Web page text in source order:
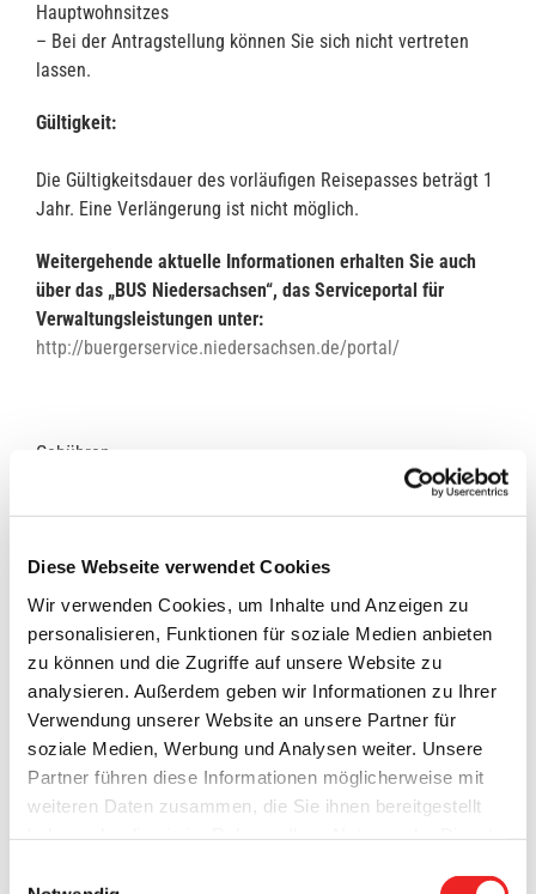
Diese Webseite verwendet Cookies
Wir verwenden Cookies, um Inhalte und Anzeigen zu
personalisieren, Funktionen für soziale Medien anbieten
zu können und die Zugriffe auf unsere Website zu
analysieren. Außerdem geben wir Informationen zu Ihrer
Verwendung unserer Website an unsere Partner für
soziale Medien, Werbung und Analysen weiter. Unsere
Partner führen diese Informationen möglicherweise mit
weiteren Daten zusammen, die Sie ihnen bereitgestellt
Hauptwohnsitzes
– Bei der Antragstellung können Sie sich nicht vertreten
lassen.
Gültigkeit:
Die Gültigkeitsdauer des vorläufigen Reisepasses beträgt 1
Jahr. Eine Verlängerung ist nicht möglich.
Weitergehende aktuelle Informationen erhalten Sie auch
über das „BUS Niedersachsen“, das Serviceportal für
Verwaltungsleistungen unter:
http://buergerservice.niedersachsen.de/portal/
Gebühren
Passgesetz
Zuständige Organisationseinheit(en)
Sozial-, Standes-, Ordnungs- und Meldeamt
Benötigte Unterlagen
alter Reisepass, auch wenn er ungültig ist, oder Personalausweis bzw.